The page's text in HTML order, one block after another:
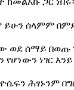
ይሁን ሰላምም
ወደ ሰማይ በወጡ
ነገር
ሕፃኑንም